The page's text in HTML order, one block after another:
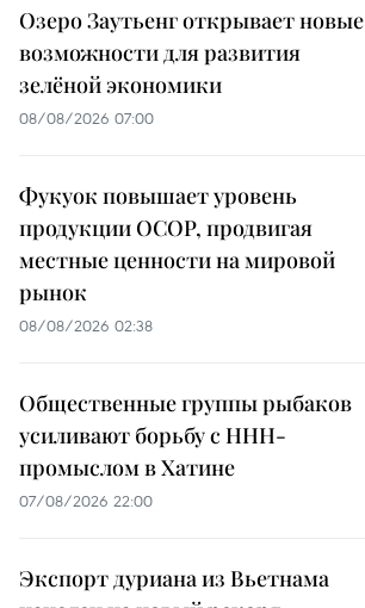
Озеро Заутьенг открывает новые
возможности для развития
зелёной экономики
08/08/2026 07:00
Фукуок повышает уровень
продукции OCOP, продвигая
местные ценности на мировой
рынок
08/08/2026 02:38
Общественные группы рыбаков
усиливают борьбу с ННН-
промыслом в Хатине
07/08/2026 22:00
Экспорт дуриана из Вьетнама